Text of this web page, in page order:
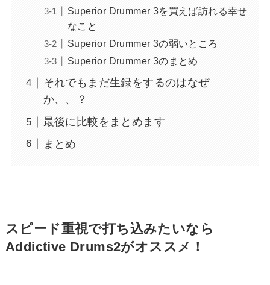
Superior Drummer 3を買えば訪れる幸せ
なこと
Superior Drummer 3の弱いところ
Superior Drummer 3のまとめ
それでもまだ生録をするのはなぜ
か、、？
最後に比較をまとめます
まとめ
スピード重視で打ち込みたいなら
Addictive Drums2がオススメ！